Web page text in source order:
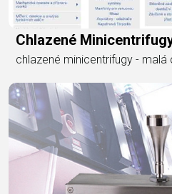
Chlazené
chlazené minicentrifugy - malá